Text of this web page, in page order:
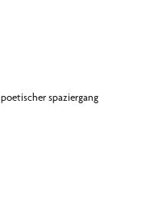
poetischer spaziergang